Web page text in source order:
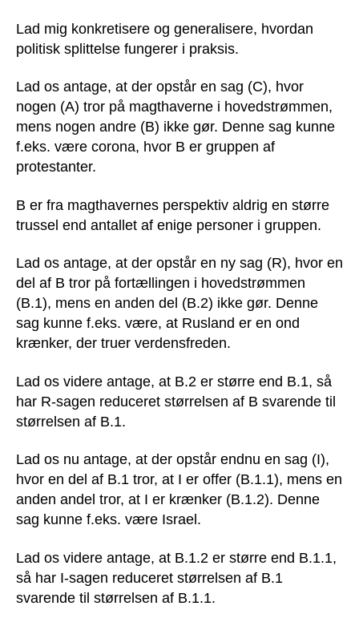
Lad mig konkretisere og generalisere, hvordan
politisk splittelse fungerer i praksis.
Lad os antage, at der opstår en sag (C), hvor
nogen (A) tror på magthaverne i hovedstrømmen,
mens nogen andre (B) ikke gør. Denne sag kunne
f.eks. være corona, hvor B er gruppen af
protestanter.
B er fra magthavernes perspektiv aldrig en større
trussel end antallet af enige personer i gruppen.
Lad os antage, at der opstår en ny sag (R), hvor en
del af B tror på fortællingen i hovedstrømmen
(B.1), mens en anden del (B.2) ikke gør. Denne
sag kunne f.eks. være, at Rusland er en ond
krænker, der truer verdensfreden.
Lad os videre antage, at B.2 er større end B.1, så
har R-sagen reduceret størrelsen af B svarende til
størrelsen af B.1.
Lad os nu antage, at der opstår endnu en sag (I),
hvor en del af B.1 tror, at I er offer (B.1.1), mens en
anden andel tror, at I er krænker (B.1.2). Denne
sag kunne f.eks. være Israel.
Lad os videre antage, at B.1.2 er større end B.1.1,
så har I-sagen reduceret størrelsen af B.1
svarende til størrelsen af B.1.1.